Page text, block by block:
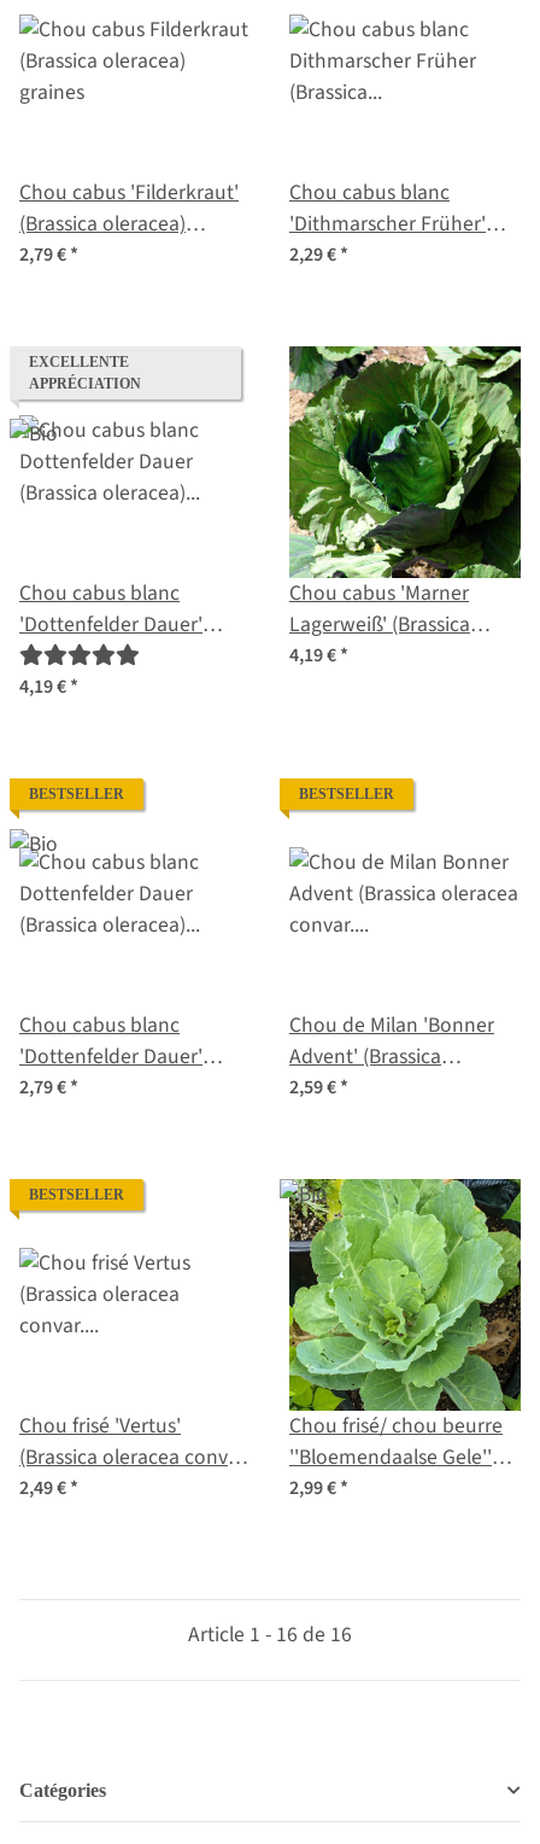
Chou cabus 'Filderkraut'
(Brassica oleracea)
graines
2,79 €*
Chou cabus blanc
'Dithmarscher Früher'
(Brassica oleracea var.
2,29 €*
EXCELLENTE
APPRÉCIATION
Chou cabus blanc
'Dottenfelder Dauer'
(Brassica oleracea) Bio
semences
4,19 €*
Chou cabus 'Marner
Lagerweiß' (Brassica
oleracea) graines
4,19 €*
BESTSELLER
Chou cabus blanc
'Dottenfelder Dauer'
(Brassica oleracea) Bio
2,79 €*
BESTSELLER
Chou de Milan 'Bonner
Advent' (Brassica
oleracea convar. capitata
2,59 €*
BESTSELLER
Chou frisé 'Vertus'
(Brassica oleracea convar.
capitata var. sabauda L.)
2,49 €*
Chou frisé/ chou beurre
''Bloemendaalse Gele''
(Brassica oleracea convar.
2,99 €*
Article 1 - 16 de 16
Catégories